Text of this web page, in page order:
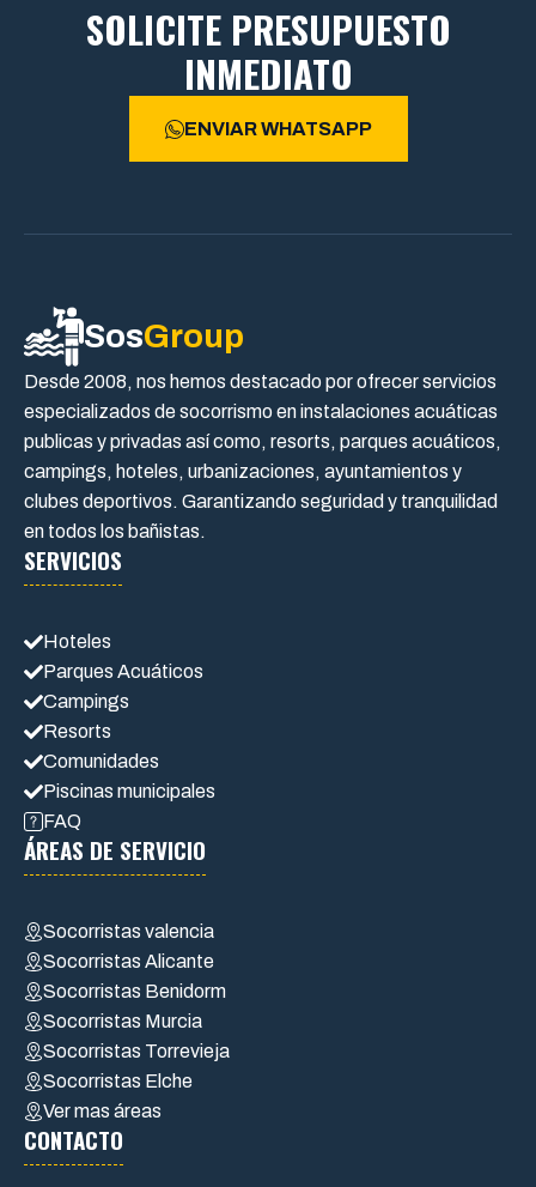
SOLICITE PRESUPUESTO
INMEDIATO
ENVIAR WHATSAPP
SosGroup
Desde 2008, nos hemos destacado por ofrecer servicios
especializados de socorrismo en instalaciones acuáticas
publicas y privadas así como, resorts, parques acuáticos,
campings, hoteles, urbanizaciones, ayuntamientos y
clubes deportivos. Garantizando seguridad y tranquilidad
en todos los bañistas.
SERVICIOS
Hoteles
Parques Acuáticos
Campings
Resorts
Comunidades
Piscinas municipales
FAQ
ÁREAS DE SERVICIO
Socorristas valencia
Socorristas Alicante
Socorristas Benidorm
Socorristas Murcia
Socorristas Torrevieja
Socorristas Elche
Ver mas áreas
CONTACTO